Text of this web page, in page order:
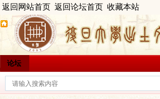
返回网站首页 返回论坛首页 收藏本站
论坛